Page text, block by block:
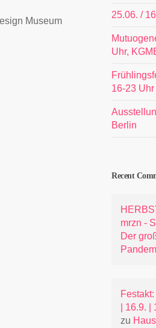
Museum
25.06. /
Uhr,
16-23 Uhr
Berlin
Recent
mrzn -
Der
| 16.9.
zu